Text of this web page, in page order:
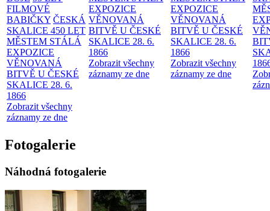
FILMOVÉ
BABIČKY ČESKÁ
SKALICE 450 LET
MĚSTEM STÁLÁ
EXPOZICE
VĚNOVANÁ
BITVĚ U ČESKÉ
SKALICE 28. 6.
1866
Zobrazit všechny
záznamy ze dne
EXPOZICE
VĚNOVANÁ
BITVĚ U ČESKÉ
SKALICE 28. 6.
1866
Zobrazit všechny
záznamy ze dne
EXPOZICE
VĚNOVANÁ
BITVĚ U ČESKÉ
SKALICE 28. 6.
1866
Zobrazit všechny
záznamy ze dne
Fotogalerie
Náhodná fotogalerie